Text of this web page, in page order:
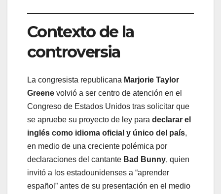
Contexto de la
controversia
La congresista republicana Marjorie Taylor
Greene volvió a ser centro de atención en el
Congreso de Estados Unidos tras solicitar que
se apruebe su proyecto de ley para declarar el
inglés como idioma oficial y único del país,
en medio de una creciente polémica por
declaraciones del cantante Bad Bunny, quien
invitó a los estadounidenses a “aprender
español” antes de su presentación en el medio